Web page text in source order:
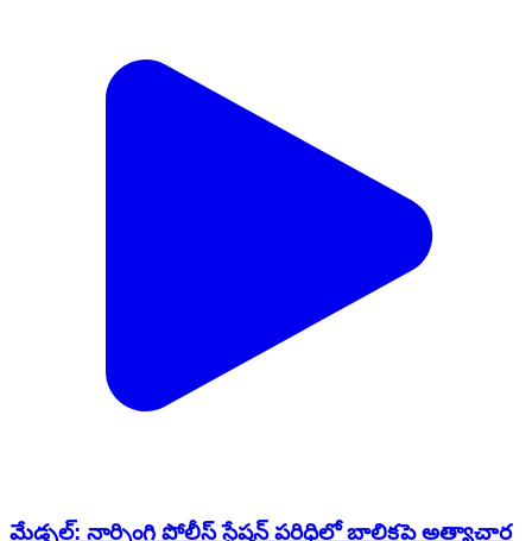
మేడ్చల్: నార్సింగి పోలీస్ స్టేషన్ పరిధిలో బాలికపై అత్యాచార